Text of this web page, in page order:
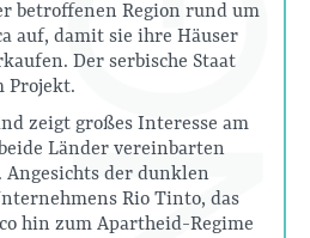
betroffenen Region rund um
auf, damit sie ihre Häuser
Der serbische Staat
Projekt.
zeigt großes Interesse am
Länder vereinbarten
Angesichts der dunklen
Rio Tinto, das
hin zum Apartheid-Regime